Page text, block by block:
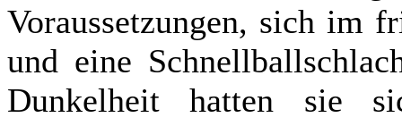
Voraussetzungen, sich im
und eine
Dunkelheit hatten sie